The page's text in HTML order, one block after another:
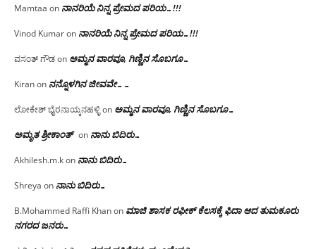
Mamtaa on ನಾನರಿಯೆ ನಿನ್ನ ಪ್ರೇಮದ ಪರಿಯ…!!!
Vinod Kumaron ನಾನರಿಯೆ ನಿನ್ನ ಪ್ರೇಮದ ಪರಿಯ…!!!
ವಸಂತ್ ಗೌಡon ಅಮ್ಮನ ವಾರವೂ, ಗಿಣ್ಣಿನ ಸೊಬಗೂ…
Kiranon ನನ್ನೊಳಗಿನ ಜೀವವೇ……
ಲೋಕೇಶ್ ಭೈರನಾಯ್ಕನಹಳ್ಳಿon ಅಮ್ಮನ ವಾರವೂ, ಗಿಣ್ಣಿನ ಸೊಬಗೂ…
ಅಮೃತ ಶ್ರೀಕಾಂತ್ on ನಾನು ಬಿದಿರು…
Akhilesh.m.kon ನಾನು ಬಿದಿರು…
Shreya on ನಾನು ಬಿದಿರು…
B.Mohammed Raffi Khanon ಮಾಜಿ ಶಾಸಕ ರಫೀಕ್ ಕೆಲಸಕ್ಕೆ ಫಿದಾ ಆದ ತುಮಕೂರು
ನಗರದ ಜನರು…